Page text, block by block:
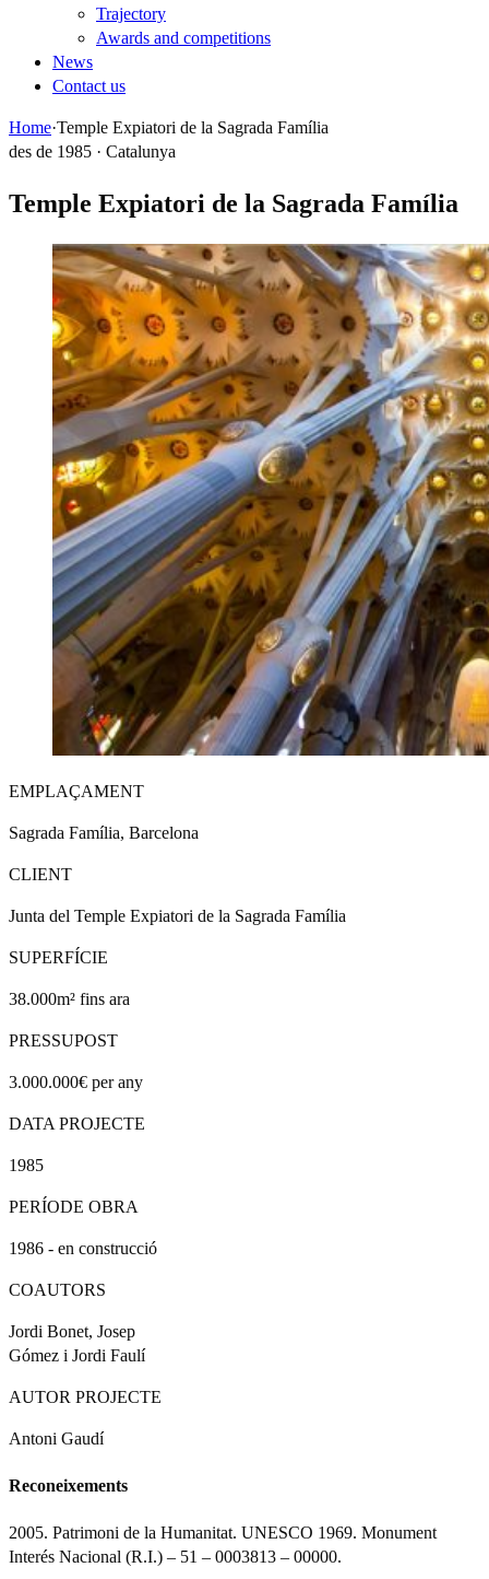
Trajectory
Awards and competitions
News
Contact us
Home·Temple Expiatori de la Sagrada Família
des de 1985 · Catalunya
Temple Expiatori de la Sagrada Família
EMPLAÇAMENT
Sagrada Família, Barcelona
CLIENT
Junta del Temple Expiatori de la Sagrada Família
SUPERFÍCIE
38.000m² fins ara
PRESSUPOST
3.000.000€ per any
DATA PROJECTE
1985
PERÍODE OBRA
1986 - en construcció
COAUTORS
Jordi Bonet, Josep
Gómez i Jordi Faulí
AUTOR PROJECTE
Antoni Gaudí
Reconeixements
2005. Patrimoni de la Humanitat. UNESCO 1969. Monument
Interés Nacional (R.I.) – 51 – 0003813 – 00000.